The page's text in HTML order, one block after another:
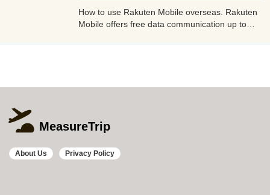
How to use Rakuten Mobile overseas. Rakuten
Mobile offers free data communication up to
MeasureTrip
About Us Privacy Policy